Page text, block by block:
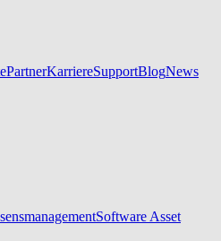
PartnerKarriereSupportBlogNews
Software Asset